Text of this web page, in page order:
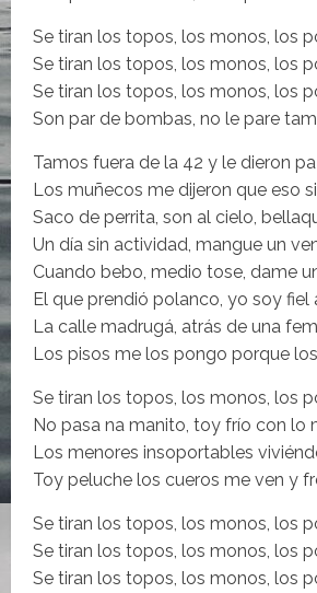
Se tiran los topos, los monos, los
Se tiran los topos, los monos, los
Se tiran los topos, los monos, los
Son par de bombas, no le pare
Tamos fuera de la 42 y le dieron
Los muñecos me dijeron que eso
Saco de perrita, son al cielo,
Un día sin actividad, mangue un
Cuando bebo, medio tose, dame
El que prendió polanco, yo soy fiel
La calle madrugá, atrás de una
Los pisos me los pongo porque
Se tiran los topos, los monos, los
No pasa na manito, toy frío con lo
Los menores insoportables
Toy peluche los cueros me ven y
Se tiran los topos, los monos, los
Se tiran los topos, los monos, los
Se tiran los topos, los monos, los